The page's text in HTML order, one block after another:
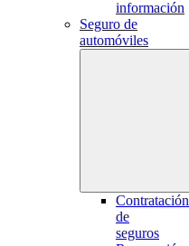
información
Seguro de
automóviles
Contratación
de
seguros